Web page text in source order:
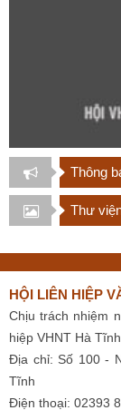
Thông
Thư
HỘI LIÊN HIỆP
Chịu trách nhiệm
hiệp VHNT Hà Tĩnh
Địa chỉ: Số 100 -
Tĩnh
Điện thoại: 02393